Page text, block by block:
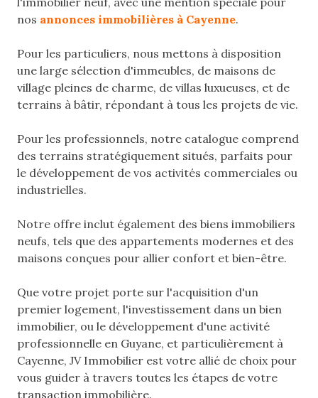
nos annonces immobilières à Cayenne.
Pour les particuliers, nous mettons à disposition
une large sélection d'immeubles, de maisons de
village pleines de charme, de villas luxueuses, et de
terrains à bâtir, répondant à tous les projets de vie.
Pour les professionnels, notre catalogue comprend
des terrains stratégiquement situés, parfaits pour
le développement de vos activités commerciales ou
industrielles.
Notre offre inclut également des biens immobiliers
neufs, tels que des appartements modernes et des
maisons conçues pour allier confort et bien-être.
Que votre projet porte sur l'acquisition d'un
premier logement, l'investissement dans un bien
immobilier, ou le développement d'une activité
professionnelle en Guyane, et particulièrement à
Cayenne, JV Immobilier est votre allié de choix pour
vous guider à travers toutes les étapes de votre
transaction immobilière.